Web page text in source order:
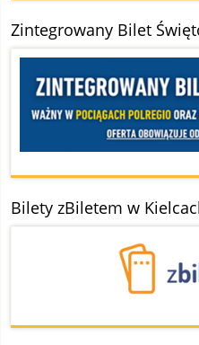
Zintegrowany Bilet
Bilety zBiletem w